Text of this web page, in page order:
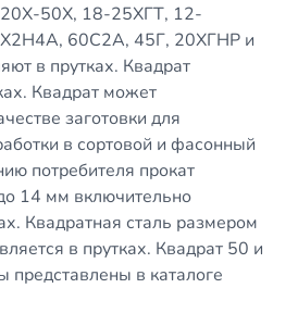
50Х, 18-25ХГТ, 12-
60С2А, 45Г, 20ХГНР и
в прутках. Квадрат
Квадрат может
заготовки для
в сортовой и фасонный
потребителя прокат
14 мм включительно
Квадратная сталь размером
в прутках. Квадрат 50 и
представлены в каталоге